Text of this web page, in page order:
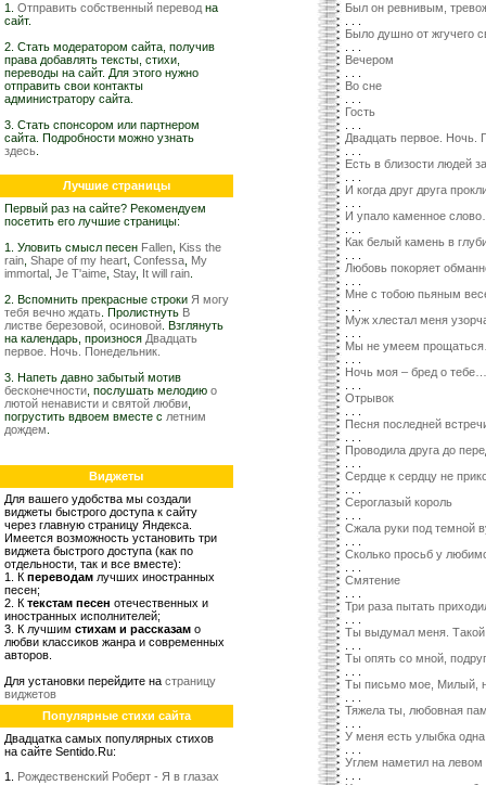
1. Отправить собственный перевод на
сайт.
2. Стать модератором сайта, получив
права добавлять тексты, стихи,
переводы на сайт. Для этого нужно
отправить свои контакты
администратору сайта.
3. Стать спонсором или партнером
сайта. Подробности можно узнать
здесь
Лучшие страницы
Первый раз на сайте? Рекомендуем
посетить его лучшие страницы:
1. Уловить смысл песен Fallen Kiss the
rain Shape of my heart Confessa My
immortal Je T'aime Stay, It will rain
2. Вспомнить прекрасные строки Я могу
тебя вечно ждать . Пролистнуть В
листве березовой, осиновой . Взглянуть
на календарь, произнося Двадцать
первое. Ночь. Понедельник.
3. Напеть давно забытый мотив
бесконечности , послушать мелодию о
лютой ненависти и святой любви
погрустить вдвоем вместе с летним
дождем
Виджеты
Для вашего удобства мы создали
виджеты быстрого доступа к сайту
через главную страницу Яндекса.
Имеется возможность установить три
виджета быстрого доступа (как по
отдельности, так и все вместе):
1. К переводам лучших иностранных
песен;
2. К текстам песен отечественных и
иностранных исполнителей;
3. К лучшим стихам и рассказам о
любви классиков жанра и современных
авторов.
Для установки перейдите на страницу
виджетов
Популярные стихи сайта
Двадцатка самых популярных стихов
на сайте Sentido.Ru:
1. Рождественский Роберт - Я в глазах
Был он ревнивым,
Было душно от жгучего
Вечером
Во сне
Гость
Двадцать первое. Ночь.
Есть в близости людей
И когда друг друга
И упало каменное
Как белый камень в
Любовь покоряет
Мне с тобою пьяным
Муж хлестал меня
Мы не умеем
Ночь моя – бред о тебе…
Отрывок
Песня последней
Проводила друга до
Сердце к сердцу не
Сероглазый король
Сжала руки под темной
Сколько просьб у
Смятение
Три раза пытать
Ты выдумал меня.
Ты опять со мной,
Ты письмо мое, Милый,
Тяжела ты, любовная
У меня есть улыбка
Углем наметил на